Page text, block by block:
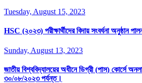
Tuesday, August 15, 2023
HSC (২০২৩) পরীক্ষার্থীদের বিদায় সংবর্ধনা অনুষ্ঠান
Sunday, August 13, 2023
জাতীয় বিশ্ববিদ্যালয়ের অধীনে ডিগ্রী (পাস) কোর্সে
৩০/০৮/২০২৩ পর্যন্ত।